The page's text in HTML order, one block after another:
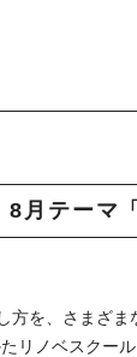
月テーマ
方を、さまざ
リノベスクー